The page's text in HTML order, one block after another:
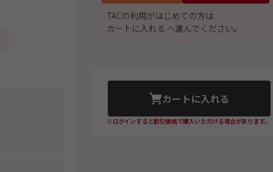
TACの利用がはじめての方は
カートに入れる へ進んでください。
カートに入れる
※ログインすると割引価格で購入いただける場合があります。